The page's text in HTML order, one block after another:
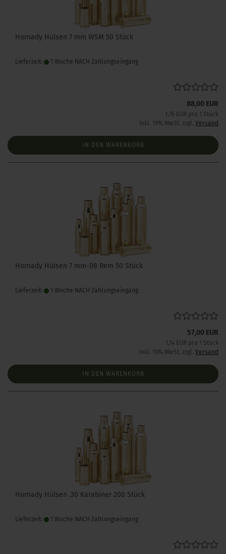
Hornady Hülsen 7 mm WSM 50 Stück
Lieferzeit: 1 Woche NACH Zahlungseingang
88,00 EUR
1,76 EUR pro 1 Stück
inkl. 19% MwSt. zzgl. Versand
IN DEN WARENKORB
Hornady Hülsen 7 mm-08 Rem 50 Stück
Lieferzeit: 1 Woche NACH Zahlungseingang
57,00 EUR
1,14 EUR pro 1 Stück
inkl. 19% MwSt. zzgl. Versand
IN DEN WARENKORB
Hornady Hülsen .30 Karabiner 200 Stück
Lieferzeit: 1 Woche NACH Zahlungseingang